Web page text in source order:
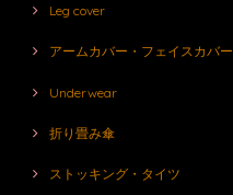
Leg cover
アームカバー・フェイスカバー
Underwear
折り畳み傘
ストッキング・タイツ